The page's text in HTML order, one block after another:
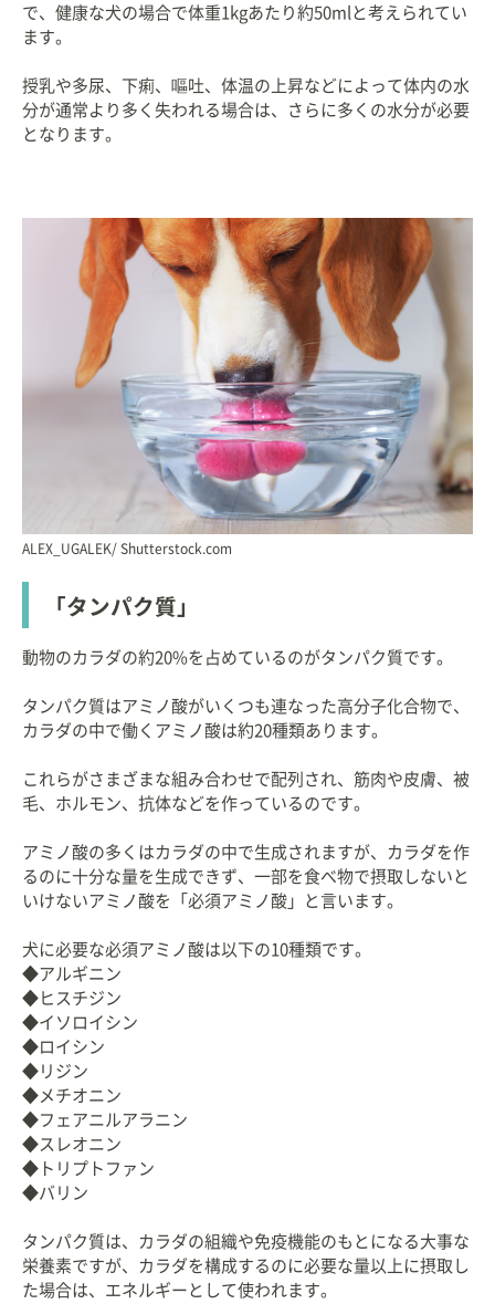
で、健康な犬の場合で体重1kgあたり約50mlと考えられてい
ます。
授乳や多尿、下痢、嘔吐、体温の上昇などによって体内の水
分が通常より多く失われる場合は、さらに多くの水分が必要
となります。
ALEX_UGALEK/ Shutterstock.com
「タンパク質」
動物のカラダの約20%を占めているのがタンパク質です。
タンパク質はアミノ酸がいくつも連なった高分子化合物で、
カラダの中で働くアミノ酸は約20種類あります。
これらがさまざまな組み合わせで配列され、筋肉や皮膚、被
毛、ホルモン、抗体などを作っているのです。
アミノ酸の多くはカラダの中で生成されますが、カラダを作
るのに十分な量を生成できず、一部を食べ物で摂取しないと
いけないアミノ酸を「必須アミノ酸」と言います。
犬に必要な必須アミノ酸は以下の10種類です。
◆アルギニン
◆ヒスチジン
◆イソロイシン
◆ロイシン
◆リジン
◆メチオニン
◆フェアニルアラニン
◆スレオニン
◆トリプトファン
◆バリン
タンパク質は、カラダの組織や免疫機能のもとになる大事な
栄養素ですが、カラダを構成するのに必要な量以上に摂取し
た場合は、エネルギーとして使われます。